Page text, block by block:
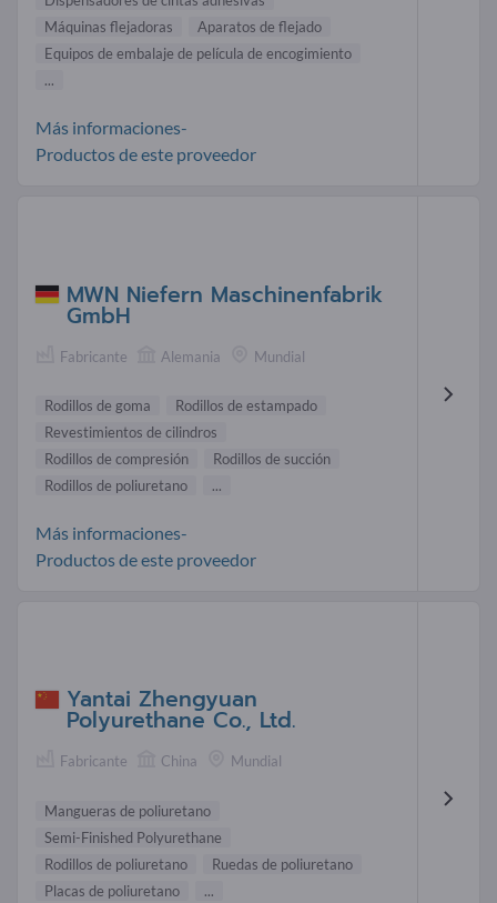
Máquinas flejadoras
Aparatos de flejado
Equipos de embalaje de película de encogimiento
...
Más informaciones-
Productos de este proveedor
MWN Niefern Maschinenfabrik
GmbH
Fabricante Alemania Mundial
Rodillos de goma
Rodillos de estampado
Revestimientos de cilindros
Rodillos de compresión
Rodillos de succión
Rodillos de poliuretano
...
Más informaciones-
Productos de este proveedor
Yantai Zhengyuan
Polyurethane Co., Ltd.
Fabricante China Mundial
Mangueras de poliuretano
Semi-Finished Polyurethane
Rodillos de poliuretano
Ruedas de poliuretano
Placas de poliuretano
...